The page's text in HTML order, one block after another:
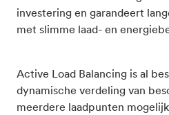
investering en garandeert
met slimme laad- en
Active Load Balancing is al
dynamische verdeling van
meerdere laadpunten